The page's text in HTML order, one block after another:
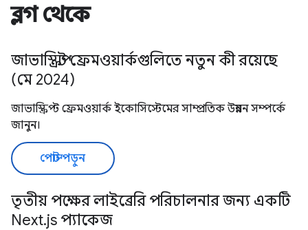
ব্লগ থেকে
জাভাস্ক্রিপ্ট ফ্রেমওয়ার্কগুলিতে নতুন কী রয়েছে
(মে 2024)
জাভাস্ক্রিপ্ট ফ্রেমওয়ার্ক ইকোসিস্টেমের সাম্প্রতিক উন্নয়ন সম্পর্কে
জানুন।
পোস্ট পড়ুন
তৃতীয় পক্ষের লাইব্রেরি পরিচালনার জন্য একটি
Next.js প্যাকেজ